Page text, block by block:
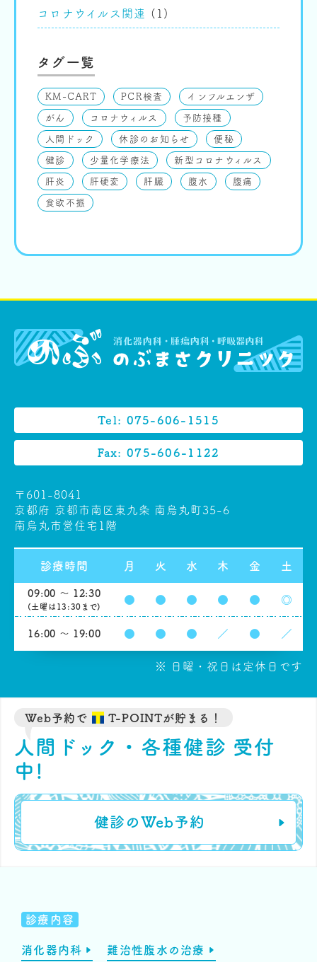
コロナウイルス関連 (1)
タグ一覧
KM-CART PCR検査 インフルエンザ
がん コロナウィルス 予防接種
人間ドック 休診のお知らせ 便秘
健診 少量化学療法 新型コロナウィルス
肝炎 肝硬変 肝臓 腹水 腹痛
食欲不振
Tel: 075-606-1515
Fax: 075-606-1122
〒601-8041
京都府 京都市南区東九条 南烏丸町35-6
南烏丸市営住宅1階
診療時間 月 火 水 木 金 土
09:00 ～ 12:30
(土曜は13:30まで)
● ● ● ● ● ◎
16:00 ～ 19:00 ● ● ● ／ ● ／
※ 日曜・祝日は定休日です
Web予約で T-POINTが貯まる！
人間ドック・各種健診 受付
中!
健診のWeb予約
診療内容
消化器内科 難治性腹水の治療